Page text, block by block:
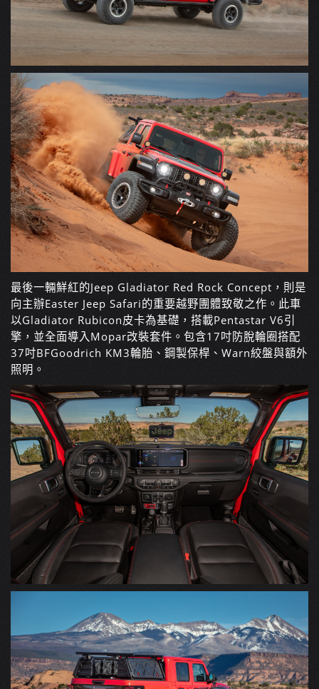
最後一輛鮮紅的Jeep Gladiator Red Rock Concept，則是
向主辦Easter Jeep Safari的重要越野團體致敬之作。此車
以Gladiator Rubicon皮卡為基礎，搭載Pentastar V6引
擎，並全面導入Mopar改裝套件。包含17吋防脫輪圈搭配
37吋BFGoodrich KM3輪胎、鋼製保桿、Warn絞盤與額外
照明。